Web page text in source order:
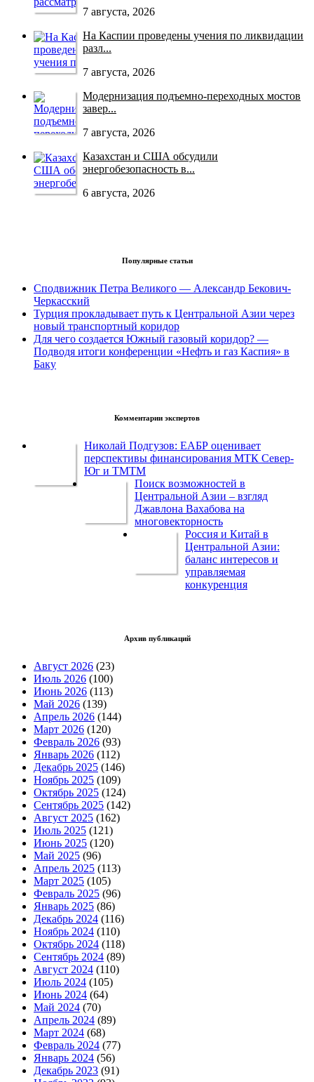
7 августа, 2026
На Каспии проведены учения по ликвидации
разл...
7 августа, 2026
Модернизация подъемно-переходных мостов
завер...
7 августа, 2026
Казахстан и США обсудили
энергобезопасность в...
6 августа, 2026
Популярные статьи
Сподвижник Петра Великого — Александр Бекович-
Черкасский
Турция прокладывает путь к Центральной Азии через
новый транспортный коридор
Для чего создается Южный газовый коридор? —
Подводя итоги конференции «Нефть и газ Каспия» в
Баку
Комментарии экспертов
Николай Подгузов: ЕАБР оценивает
перспективы финансирования МТК Север-
Юг и ТМТМ
Поиск возможностей в
Центральной Азии – взгляд
Джавлона Вахабова на
многовекторность
Россия и Китай в
Центральной Азии:
баланс интересов и
управляемая
конкуренция
Архив публикаций
Август 2026 (23)
Июль 2026 (100)
Июнь 2026 (113)
Май 2026 (139)
Апрель 2026 (144)
Март 2026 (120)
Февраль 2026 (93)
Январь 2026 (112)
Декабрь 2025 (146)
Ноябрь 2025 (109)
Октябрь 2025 (124)
Сентябрь 2025 (142)
Август 2025 (162)
Июль 2025 (121)
Июнь 2025 (120)
Май 2025 (96)
Апрель 2025 (113)
Март 2025 (105)
Февраль 2025 (96)
Январь 2025 (86)
Декабрь 2024 (116)
Ноябрь 2024 (110)
Октябрь 2024 (118)
Сентябрь 2024 (89)
Август 2024 (110)
Июль 2024 (105)
Июнь 2024 (64)
Май 2024 (70)
Апрель 2024 (89)
Март 2024 (68)
Февраль 2024 (77)
Январь 2024 (56)
Декабрь 2023 (91)